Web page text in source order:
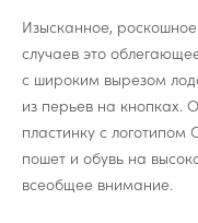
Изысканное,
случаев это
с широким вырезом
из перьев на кнопках.
пластинку с логотипом
пошет и обувь на
всеобщее внимание.